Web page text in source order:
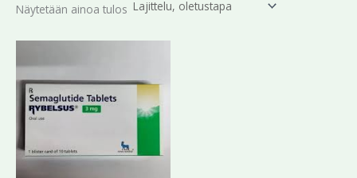
Näytetään ainoa tulos